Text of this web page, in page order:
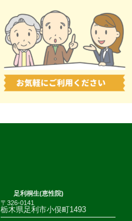
足利桐生(恵性院)
〒326-0141
栃木県足利市小俣町1493